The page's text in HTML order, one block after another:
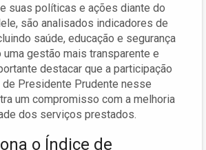
suas políticas e ações diante do
são analisados indicadores de
saúde, educação e segurança
uma gestão mais transparente e
destacar que a participação
Presidente Prudente nesse
um compromisso com a melhoria
dos serviços prestados.
o Índice de